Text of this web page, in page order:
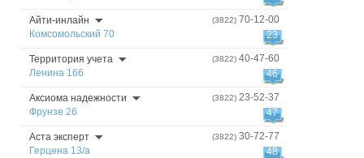
Айти-инлайн
Комсомольский 70
(3822) 70-12-00
23
Территория учета
Ленина 166
(3822) 40-47-60
46
Аксиома надежности
Фрунзе 26
(3822) 23-52-37
47
Аста эксперт
Герцена 13/а
(3822) 30-72-77
48